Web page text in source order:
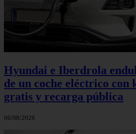
Hyundai e Iberdrola
de un coche eléctrico con
gratis y recarga pública
06/08/2026